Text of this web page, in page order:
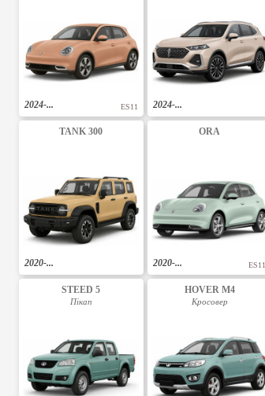
2024-... ES11 2024-...
TANK 300
2020-...
ORA
2020-... ES11
STEED 5
Пікап
HOVER M4
Кросовер